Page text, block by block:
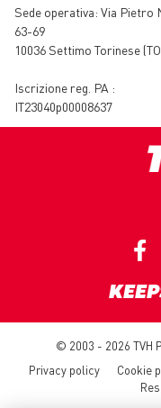
Sede operativa: Via Pietro
63-69
10036 Settimo Torinese
Iscrizione reg. PA :
IT23040p00008637
© 2003 - 2026 TVH
Privacy policy
Cookie